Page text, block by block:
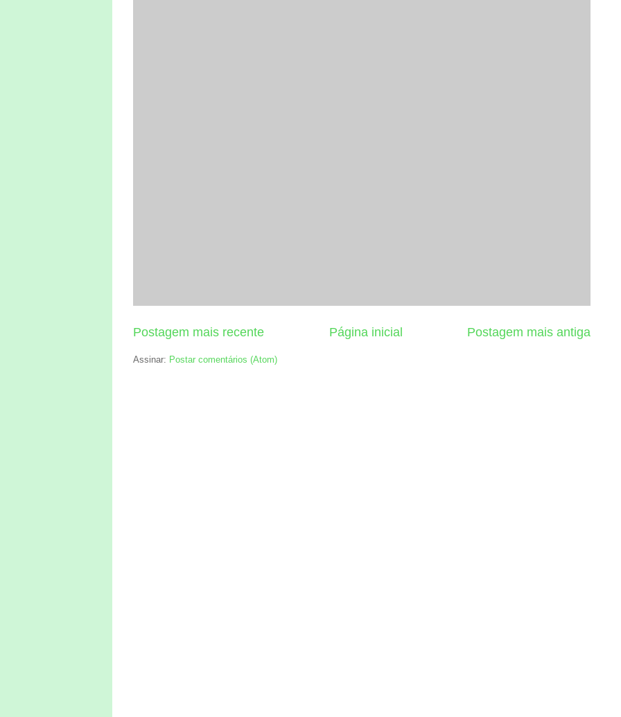
Postagem mais recente Postagem mais antiga
Página inicial
Assinar: Postar comentários (Atom)